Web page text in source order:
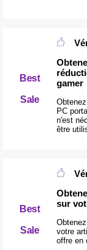
Best
Sale
gamer
PC
n'est
être
Best
Sale
sur
votre
offre en